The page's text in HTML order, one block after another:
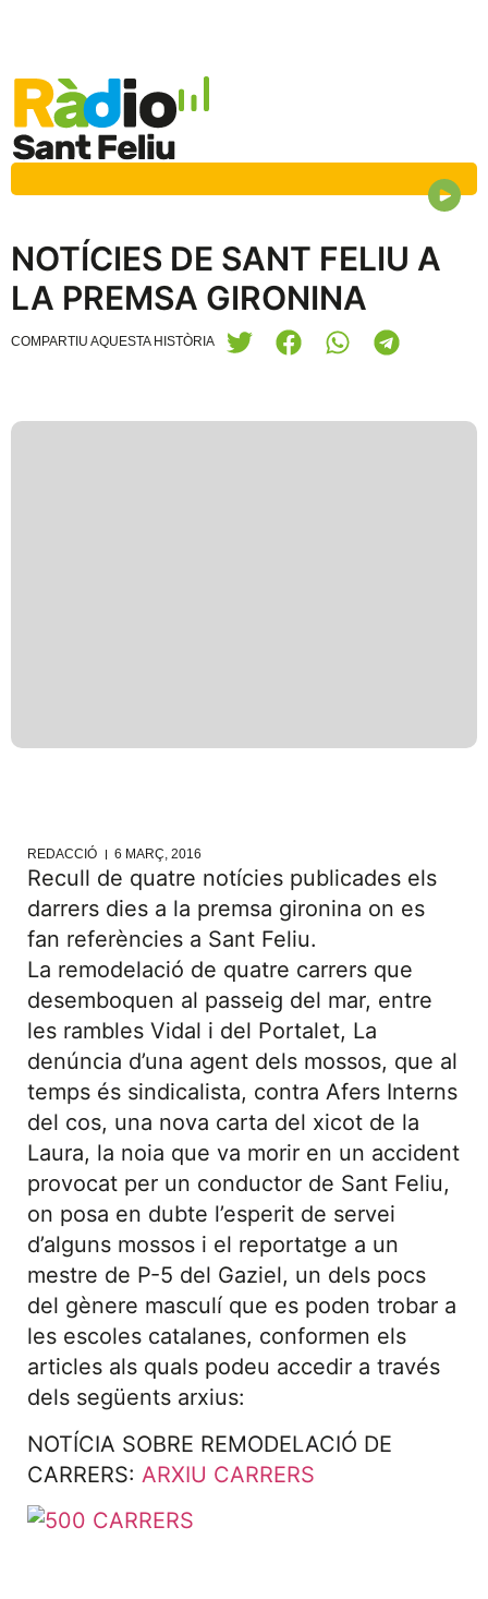
NOTÍCIES DE SANT FELIU A
LA PREMSA GIRONINA
COMPARTIU AQUESTA HISTÒRIA
REDACCIÓ 6 MARÇ, 2016
Recull de quatre notícies publicades els
darrers dies a la premsa gironina on es
fan referències a Sant Feliu.
La remodelació de quatre carrers que
desemboquen al passeig del mar, entre
les rambles Vidal i del Portalet, La
denúncia d’una agent dels mossos, que al
temps és sindicalista, contra Afers Interns
del cos, una nova carta del xicot de la
Laura, la noia que va morir en un accident
provocat per un conductor de Sant Feliu,
on posa en dubte l’esperit de servei
d’alguns mossos i el reportatge a un
mestre de P-5 del Gaziel, un dels pocs
del gènere masculí que es poden trobar a
les escoles catalanes, conformen els
articles als quals podeu accedir a través
dels següents arxius:
NOTÍCIA SOBRE REMODELACIÓ DE
CARRERS: ARXIU CARRERS